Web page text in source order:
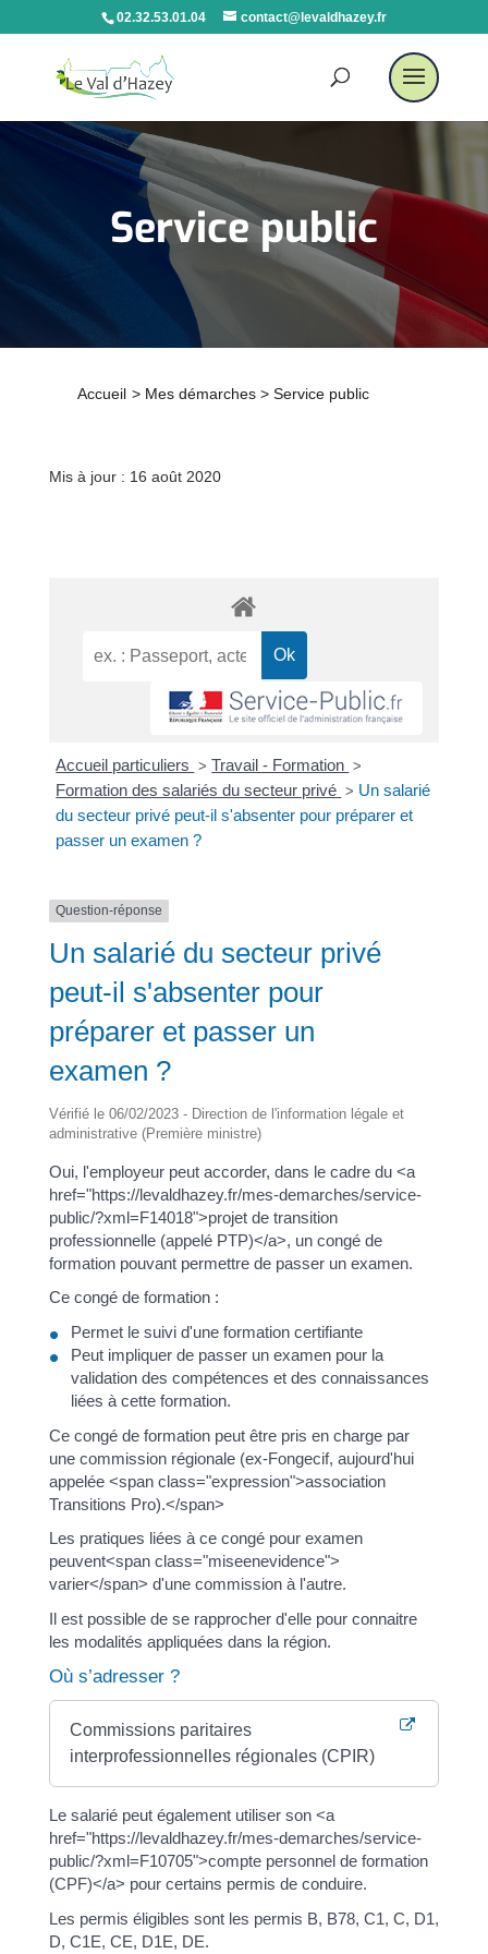
02.32.53.01.04 contact@levaldhazey.fr
Service public
Accueil > Mes démarches > Service public
Mis à jour : 16 août 2020
Accueil particuliers > Travail - Formation >
Formation des salariés du secteur privé > Un salarié
du secteur privé peut-il s'absenter pour préparer et
passer un examen ?
Question-réponse
Un salarié du secteur privé
peut-il s'absenter pour
préparer et passer un
examen ?
Vérifié le 06/02/2023 - Direction de l'information légale et
administrative (Première ministre)
Oui, l'employeur peut accorder, dans le cadre du <a
href="https://levaldhazey.fr/mes-demarches/service-
public/?xml=F14018">projet de transition
professionnelle (appelé PTP)</a>, un congé de
formation pouvant permettre de passer un examen.
Ce congé de formation :
Permet le suivi d'une formation certifiante
Peut impliquer de passer un examen pour la
validation des compétences et des connaissances
liées à cette formation.
Ce congé de formation peut être pris en charge par
une commission régionale (ex-Fongecif, aujourd'hui
appelée <span class="expression">association
Transitions Pro).</span>
Les pratiques liées à ce congé pour examen
peuvent<span class="miseenevidence">
varier</span> d'une commission à l'autre.
Il est possible de se rapprocher d'elle pour connaitre
les modalités appliquées dans la région.
Où s’adresser ?
Commissions paritaires
interprofessionnelles régionales (CPIR)
Le salarié peut également utiliser son <a
href="https://levaldhazey.fr/mes-demarches/service-
public/?xml=F10705">compte personnel de formation
(CPF)</a> pour certains permis de conduire.
Les permis éligibles sont les permis B, B78, C1, C, D1,
D, C1E, CE, D1E, DE.